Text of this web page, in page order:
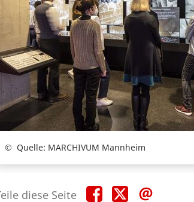
Quelle: MARCHIVUM Mannheim
diese Seite Teile Teile